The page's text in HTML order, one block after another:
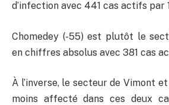
d’infection avec 441 cas actifs par
Chomedey (-55) est plutôt le
en chiffres absolus avec 381 cas
À l’inverse, le secteur de Vimont
moins affecté dans ces deux